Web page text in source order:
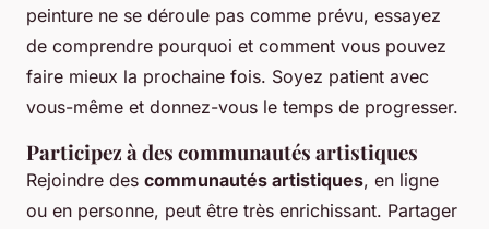
peinture ne se déroule pas comme prévu, essayez
de comprendre pourquoi et comment vous pouvez
faire mieux la prochaine fois. Soyez patient avec
vous-même et donnez-vous le temps de progresser.
Participez à des communautés artistiques
Rejoindre des communautés artistiques, en ligne
ou en personne, peut être très enrichissant. Partager